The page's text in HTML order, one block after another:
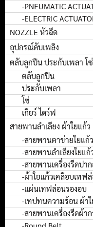
-PNEUMATIC
-ELECTRIC
NOZZLE หัวฉีด
อุปกรณ์ดับเพลิง
ตลับลูกปืน ประกับเพลา โซ่
ตลับลูกปืน
ประกับเพลา
โซ่
เกียร์ ไดร์ฟ
สายพานลำเลียง ผ้าใยแก้
-สายพานตาข่ายใยแก้
-สายพานลำเลียงใยแ
-สายพานเครื่องรีดปา
-ผ้าใยแก้วเคลือบเทฟ
-แผ่นเทฟล่อนรองอบ
-เทปทนความร้อน ผ้า
-สายพานเครื่องรีดผ้าก